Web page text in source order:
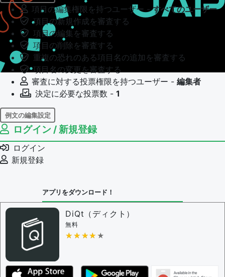
項目の編集権限を持つユーザー -すべてのユーザー
項目の新規作成を審査する
項目の編集を審査する
項目の削除を審査する
重複の恐れのある項目名の追加を審査する
項目名の変更を審査する
審査に対する投票権限を持つユーザー - 編集者
決定に必要な投票数 - 1
例文の編集設定
例文の編集権限を持つユーザー -
例文の編集を審査する
例文の削除を審査する
審査に対する投票権限を持つユーザー -
問題の編集権限を持つユーザー -
審査に対する投票権限を持つユーザー -
ザー
決定に必要な投票数 -
編集ガイドライン
ログイン / 新規登録
ログイン
新規登録
アプリをダウンロード！
DiQt（ディクト）
無料
★★★★★
★★★★★